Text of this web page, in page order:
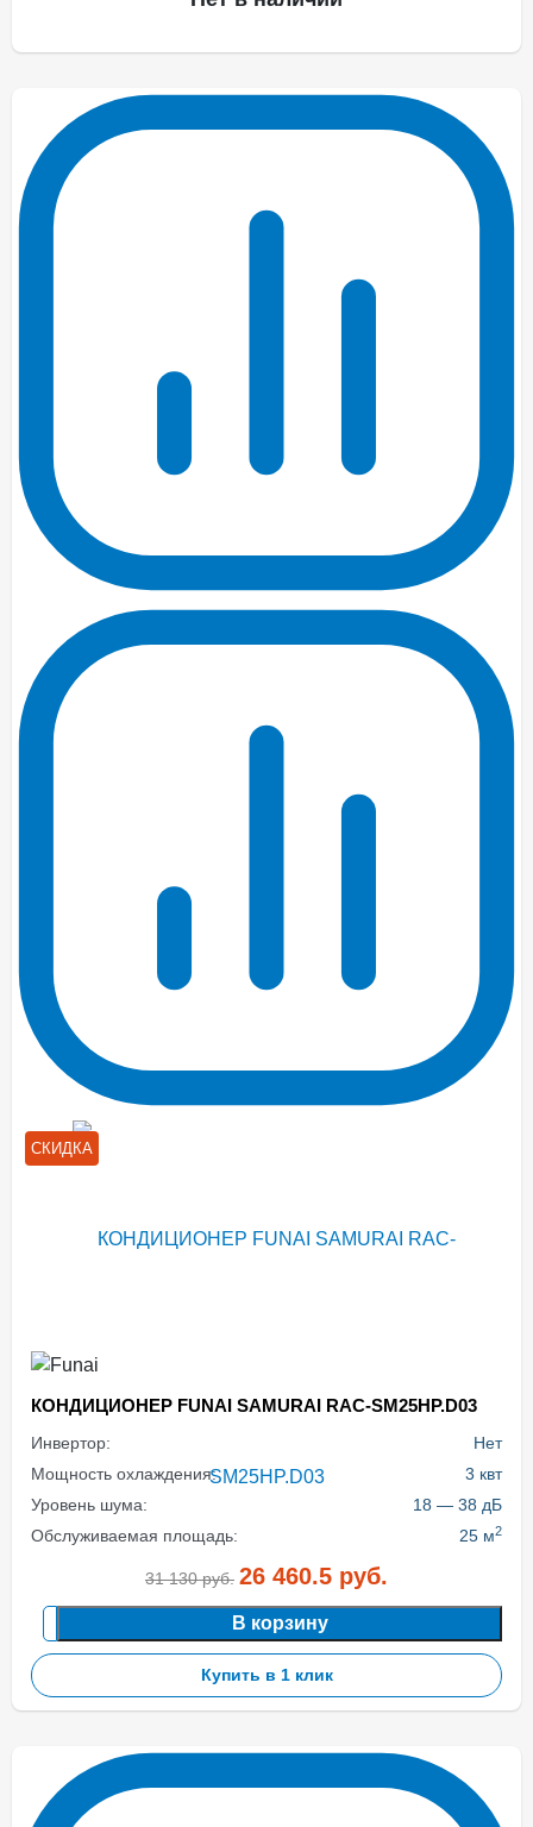
СКИДКА
КОНДИЦИОНЕР FUNAI SAMURAI RAC-SM25HP.D03
Инвертор:
Нет
Мощность охлаждения:
3 квт
Уровень шума:
18 — 38 дБ
Обслуживаемая площадь:
25 м2
31 130руб. 26 460.5 руб.
В корзину
Купить в 1 клик